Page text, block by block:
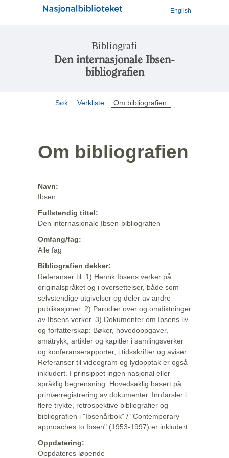
English
Bibliografi
Den internasjonale Ibsen-
bibliografien
Søk Verkliste Om bibliografien
Om bibliografien
Navn:
Ibsen
Fullstendig tittel:
Den internasjonale Ibsen-bibliografien
Omfang/fag:
Alle fag
Bibliografien dekker:
Referanser til: 1) Henrik Ibsens verker på
originalspråket og i oversettelser, både som
selvstendige utgivelser og deler av andre
publikasjoner. 2) Parodier over og omdiktninger
av Ibsens verker. 3) Dokumenter om Ibsens liv
og forfatterskap: Bøker, hovedoppgaver,
småtrykk, artikler og kapitler i samlingsverker
og konferanserapporter, i tidsskrifter og aviser.
Referanser til videogram og lydopptak er også
inkludert. I prinsippet ingen nasjonal eller
språklig begrensning. Hovedsaklig basert på
primærregistrering av dokumenter. Innførsler i
flere trykte, retrospektive bibliografier og
bibliografien i "Ibsenårbok" / "Contemporary
approaches to Ibsen" (1953-1997) er inkludert.
Oppdatering:
Oppdateres løpende